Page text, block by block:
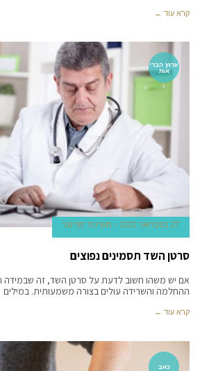
קרא עוד ←
ערוץ הברי
אות
27 בפברואר 2022 מערכת 'מדינט'
סרטן השד תסמינים נפוצים
אם יש משהו חשוב לדעת על סרטן השד, זה שבמידה
ההחלמה והשרידה עולים בצורה משמעותית. במילים
קרא עוד ←
כאב